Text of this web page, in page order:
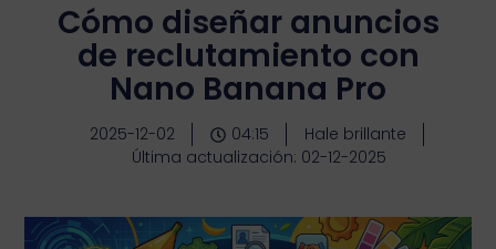
Cómo diseñar anuncios
de reclutamiento con
Nano Banana Pro
2025-12-02 04:15
Hale brillante
Última actualización: 02-12-2025